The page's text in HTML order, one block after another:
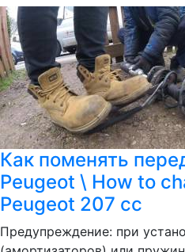
Как поменять
Peugeot \ How to
Peugeot 207 cc
Предупреждение: при